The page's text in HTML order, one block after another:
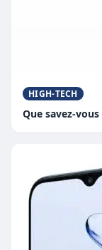
HIGH-TECH
Que savez-